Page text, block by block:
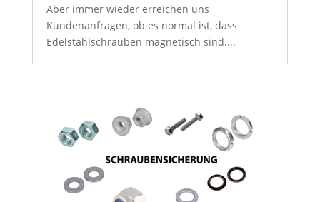
Aber immer wieder erreichen uns
Kundenanfragen, ob es normal ist, dass
Edelstahlschrauben magnetisch sind....